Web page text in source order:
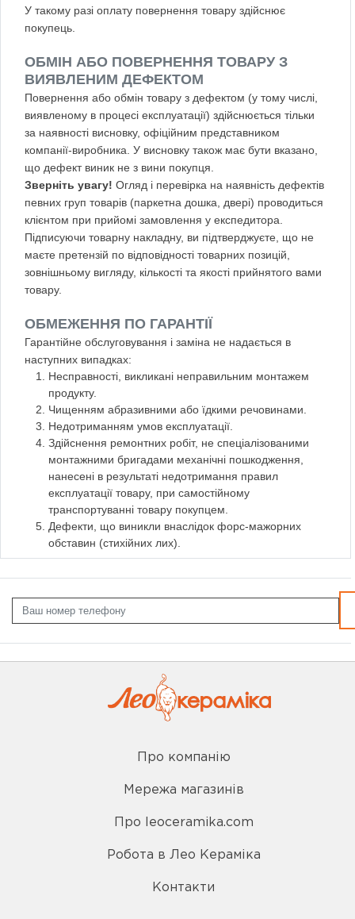
У такому разі оплату повернення товару здійснює
покупець.
ОБМІН АБО ПОВЕРНЕННЯ ТОВАРУ З
ВИЯВЛЕНИМ ДЕФЕКТОМ
Повернення або обмін товару з дефектом (у тому числі,
виявленому в процесі експлуатації) здійснюється тільки
за наявності висновку, офіційним представником
компанії-виробника. У висновку також має бути вказано,
що дефект виник не з вини покупця.
Зверніть увагу! Огляд і перевірка на наявність дефектів
певних груп товарів (паркетна дошка, двері) проводиться
клієнтом при прийомі замовлення у експедитора.
Підписуючи товарну накладну, ви підтверджуєте, що не
маєте претензій по відповідності товарних позицій,
зовнішньому вигляду, кількості та якості прийнятого вами
товару.
ОБМЕЖЕННЯ ПО ГАРАНТІЇ
Гарантійне обслуговування і заміна не надається в
наступних випадках:
Несправності, викликані неправильним монтажем
продукту.
Чищенням абразивними або їдкими речовинами.
Недотриманням умов експлуатації.
Здійснення ремонтних робіт, не спеціалізованими
монтажними бригадами механічні пошкодження,
нанесені в результаті недотримання правил
експлуатації товару, при самостійному
транспортуванні товару покупцем.
Дефекти, що виникли внаслідок форс-мажорних
обставин (стихійних лих).
Про компанію
Мережа магазинів
Про leoceramika.com
Робота в Лео Кераміка
Контакти